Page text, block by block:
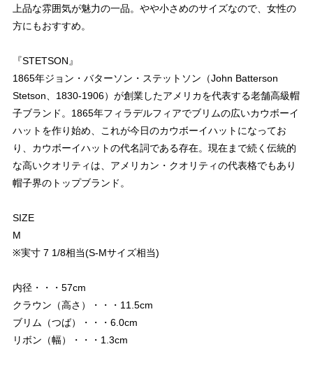
上品な雰囲気が魅力の一品。やや小さめのサイズなので、女性の
方にもおすすめ。
『STETSON』
1865年ジョン・バターソン・ステットソン（John Batterson
Stetson、1830-1906）が創業したアメリカを代表する老舗高級帽
子ブランド。1865年フィラデルフィアでブリムの広いカウボーイ
ハットを作り始め、これが今日のカウボーイハットになってお
り、カウボーイハットの代名詞である存在。現在まで続く伝統的
な高いクオリティは、アメリカン・クオリティの代表格でもあり
帽子界のトップブランド。
SIZE
M
※実寸 7 1/8相当(S-Mサイズ相当)
内径・・・57cm
クラウン（高さ）・・・11.5cm
ブリム（つば）・・・6.0cm
リボン（幅）・・・1.3cm